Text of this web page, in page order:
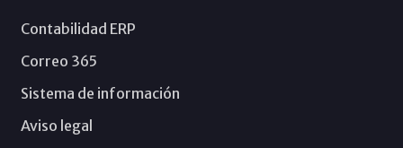
Contabilidad ERP
Correo 365
Sistema de información
Aviso legal